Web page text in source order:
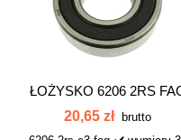
ŁOŻYSKO 6206 2RS
C3
20,65 zł brutto